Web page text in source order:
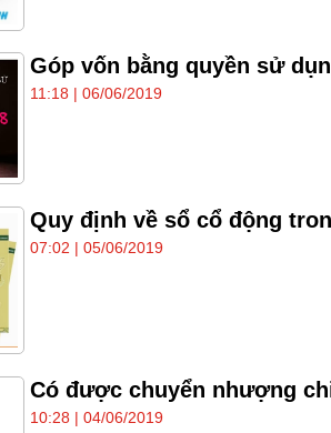
Góp vốn bằng quyền sử
11:18 | 06/06/2019
Quy định về sổ cổ động
07:02 | 05/06/2019
Có được chuyển nhượng
10:28 | 04/06/2019